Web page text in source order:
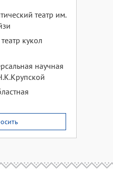
театр им.
кукол
научная